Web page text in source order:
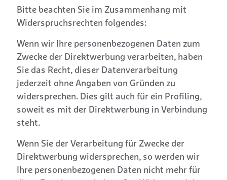
Bitte beachten Sie im Zusammenhang mit
Widerspruchsrechten folgendes:
Wenn wir Ihre personenbezogenen Daten zum
Zwecke der Direktwerbung verarbeiten, haben
Sie das Recht, dieser Datenverarbeitung
jederzeit ohne Angaben von Gründen zu
widersprechen. Dies gilt auch für ein Profiling,
soweit es mit der Direktwerbung in Verbindung
steht.
Wenn Sie der Verarbeitung für Zwecke der
Direktwerbung widersprechen, so werden wir
Ihre personenbezogenen Daten nicht mehr für